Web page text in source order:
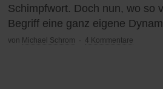
Schimpfwort. Doch nun, wo so
Begriff eine ganz eigene
von Michael Schrom 4 Kommentare